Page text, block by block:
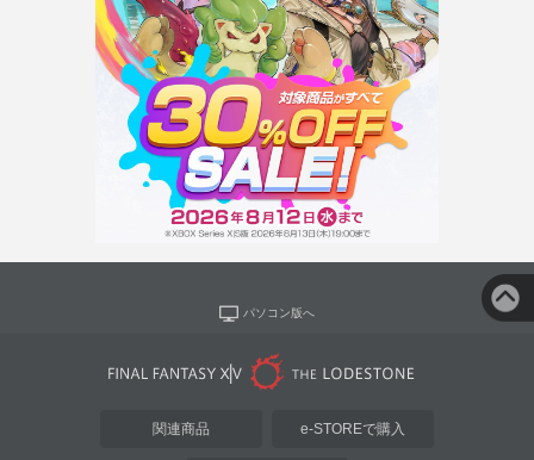
パソコン版へ
関連商品 e-STOREで購入